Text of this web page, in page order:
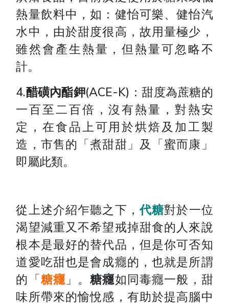
熱量飲料中，如：健怡可樂、健怡汽
水中，由於甜度很高，故用量極少，
雖然會產生熱量，但熱量可忽略不
計。
4.醋磺內酯鉀(ACE-K)：甜度為蔗糖的
一百至二百倍，沒有熱量，對熱安
定，在食品上可用於烘焙及加工製
造，市售的「煮甜甜」及「蜜而康」
即屬此類。
從上述介紹乍聽之下，代糖對於一位
渴望減重又不希望戒掉甜食的人來說
根本是最好的替代品，但是你可否知
道愛吃甜也是會成癮的，也就是所謂
的「糖癮」。糖癮如同毒癮一般，甜
味所帶來的愉悅感，有助於提高腦中